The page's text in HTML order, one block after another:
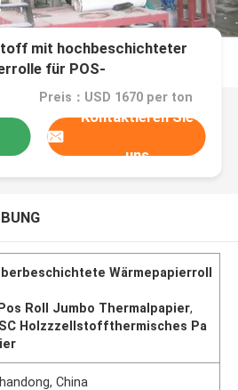
mit hochbeschichteter
für POS-
Preis：USD 1670 per ton
Kontaktieren Sie
uns
Wärmepapierroll
Roll Jumbo Thermalpapier,
Holzzzellstoffthermisches Pa
China